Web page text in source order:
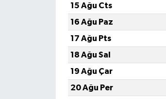
15 Ağu Cts
16 Ağu Paz
17 Ağu Pts
18 Ağu Sal
19 Ağu Çar
20 Ağu Per